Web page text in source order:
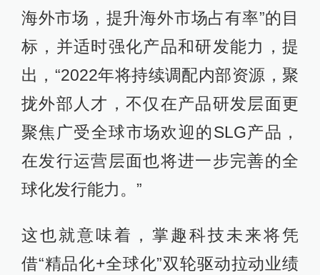
海外市场，提升海外市场占有率”的目
标，并适时强化产品和研发能力，提
出，“2022年将持续调配内部资源，聚
拢外部人才，不仅在产品研发层面更
聚焦广受全球市场欢迎的SLG产品，
在发行运营层面也将进一步完善的全
球化发行能力。”
这也就意味着，掌趣科技未来将凭
借“精品化+全球化”双轮驱动拉动业绩